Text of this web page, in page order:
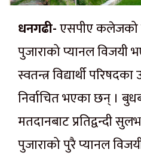
धनगढी-एसपीए कलेजको
पुजाराको प्यानल विजयी
स्वतन्त्र विद्यार्थी
निर्वाचित भएका छन् ।
मतदानबाट प्रतिद्वन्दी
पुजाराको पुरै प्यानल